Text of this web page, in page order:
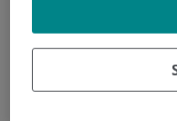
tratamiento, así
rehabilitador como
en última
vida de los